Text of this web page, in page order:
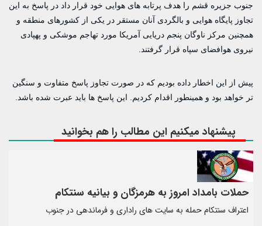
جنوب جزیره قشم را هدف پرتابه های هوایی خود قرار داد در پاسخ به این
تجاوز پایگاه هوایی و بالگردی آنان مستقر در یکی از کشورهای منطقه و
همچنین مرکز ناوگان پنجم دریایی آمریکا مورد تهاجم موشکی و پهپادی
نیروی هوافضای سپاه قرار گرفتند.
پیش از این اخطار داده بودیم که در صورت تجاوز پاسخ متفاوت و سنگین
تر خواهد بود و همینطور اقدام کردیم. این پاسخ ها باید عبرت شده باشد.
پیشنهاد میکنیم این مطالب را هم بخوانید
حملات بامداد امروز به هرمزگان و بیانیه سنتکام
اعتراف سنتکام حمله به سایت های راداری و فرماندهی در جنوب